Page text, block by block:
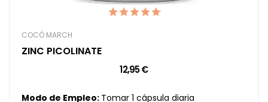
COCÓ MARCH
ZINC PICOLINATE
12,95 €
Modo de Empleo: Tomar 1 cápsula diaria